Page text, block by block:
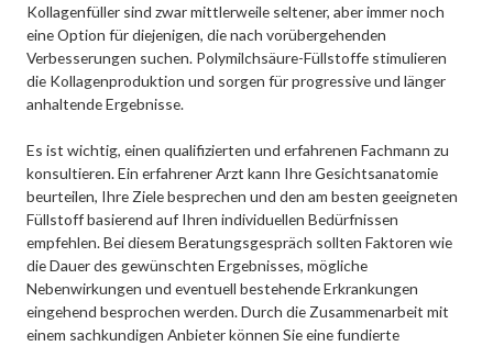
Kollagenfüller sind zwar mittlerweile seltener, aber immer noch
eine Option für diejenigen, die nach vorübergehenden
Verbesserungen suchen. Polymilchsäure-Füllstoffe stimulieren
die Kollagenproduktion und sorgen für progressive und länger
anhaltende Ergebnisse.
Es ist wichtig, einen qualifizierten und erfahrenen Fachmann zu
konsultieren. Ein erfahrener Arzt kann Ihre Gesichtsanatomie
beurteilen, Ihre Ziele besprechen und den am besten geeigneten
Füllstoff basierend auf Ihren individuellen Bedürfnissen
empfehlen. Bei diesem Beratungsgespräch sollten Faktoren wie
die Dauer des gewünschten Ergebnisses, mögliche
Nebenwirkungen und eventuell bestehende Erkrankungen
eingehend besprochen werden. Durch die Zusammenarbeit mit
einem sachkundigen Anbieter können Sie eine fundierte